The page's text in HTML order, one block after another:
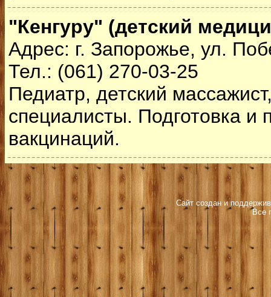
"Кенгуру" (детский
Адрес: г. Запорожье, ул.
Тел.: (061) 270-03-25
Педиатр, детский
специалисты. Подготовка и
вакцинаций.
Сайт создан и
Все